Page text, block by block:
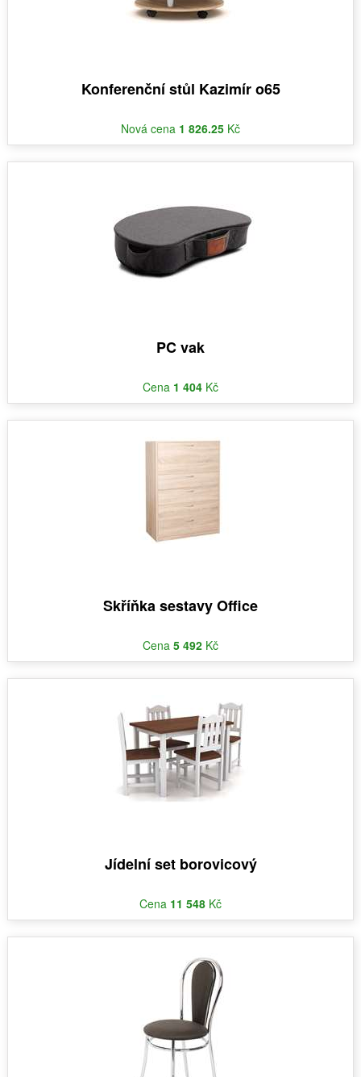
Konferenční stůl Kazimír o65
Nová cena 1 826.25 Kč
PC vak
Cena 1 404 Kč
Skříňka sestavy Office
Cena 5 492 Kč
Jídelní set borovicový
Cena 11 548 Kč